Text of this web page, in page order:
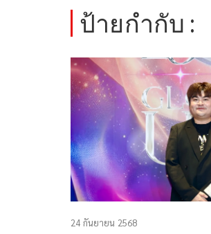
ป้ายกำกับ :
24 กันยายน 2568